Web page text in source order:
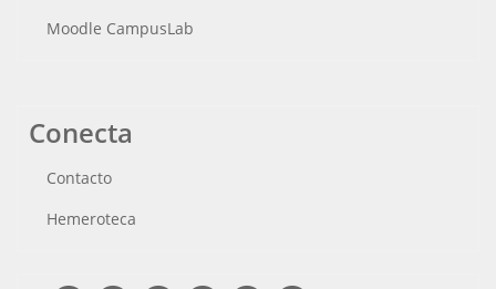
Moodle CampusLab
Conecta
Contacto
Hemeroteca